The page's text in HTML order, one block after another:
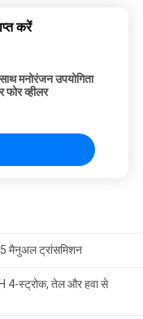
करें
मनोरंजन उपयोगिता
व्हीलर
5 मैनुअल ट्रांसमिशन
4-स्ट्रोक, तेल और हवा से